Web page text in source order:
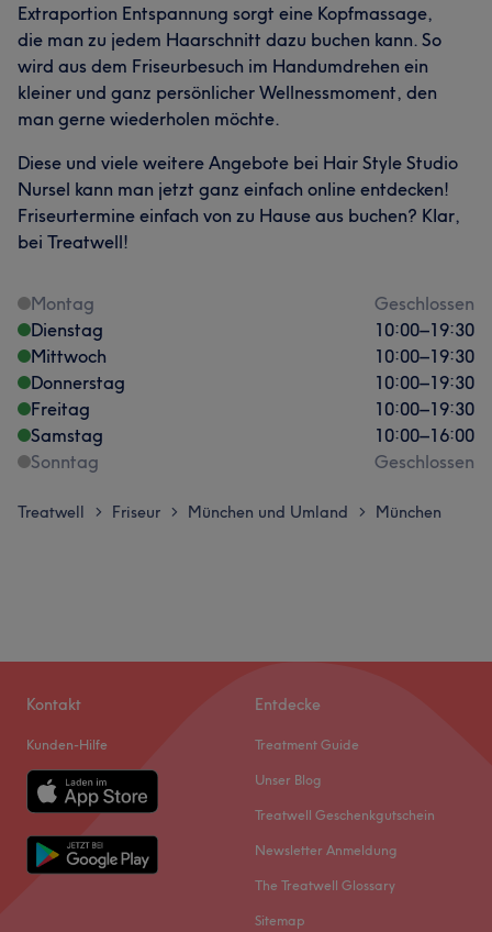
Extraportion Entspannung sorgt eine Kopfmassage,
die man zu jedem Haarschnitt dazu buchen kann. So
wird aus dem Friseurbesuch im Handumdrehen ein
kleiner und ganz persönlicher Wellnessmoment, den
man gerne wiederholen möchte.
Diese und viele weitere Angebote bei Hair Style Studio
Nursel kann man jetzt ganz einfach online entdecken!
Friseurtermine einfach von zu Hause aus buchen? KIar,
bei Treatwell!
Montag
Geschlossen
Dienstag
10:00–19:30
Mittwoch
10:00–19:30
Donnerstag
10:00–19:30
Freitag
10:00–19:30
Samstag
10:00–16:00
Sonntag
Geschlossen
Treatwell > Friseur > München und Umland > München
Kontakt
Kunden-Hilfe
Entdecke
Treatment Guide
Unser Blog
Treatwell Geschenkgutschein
Newsletter Anmeldung
The Treatwell Glossary
Sitemap